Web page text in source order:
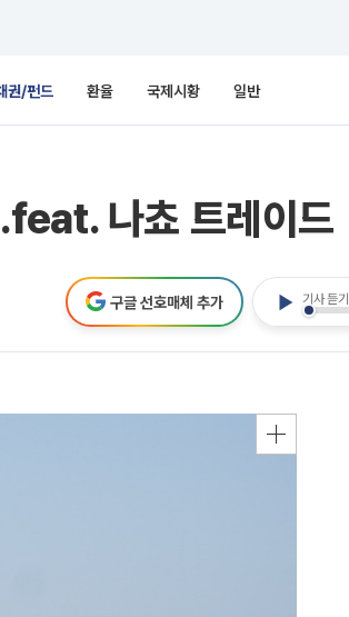
권/펀드 환율 국제시황 일반
나쵸 트레이드
기사 듣기
구글 선호매체 추가